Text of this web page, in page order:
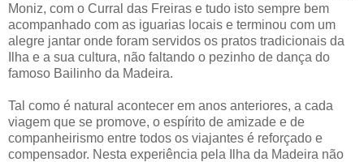
Moniz, com o Curral das Freiras e tudo isto sempre bem
acompanhado com as iguarias locais e terminou com um
alegre jantar onde foram servidos os pratos tradicionais da
Ilha e a sua cultura, não faltando o pezinho de dança do
famoso Bailinho da Madeira.
Tal como é natural acontecer em anos anteriores, a cada
viagem que se promove, o espírito de amizade e de
companheirismo entre todos os viajantes é reforçado e
compensador. Nesta experiência pela Ilha da Madeira não